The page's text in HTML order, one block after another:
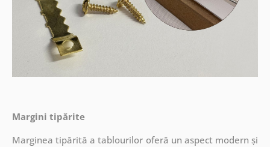
Margini tipărite
Marginea tipărită a tablourilor oferă un aspect modern și